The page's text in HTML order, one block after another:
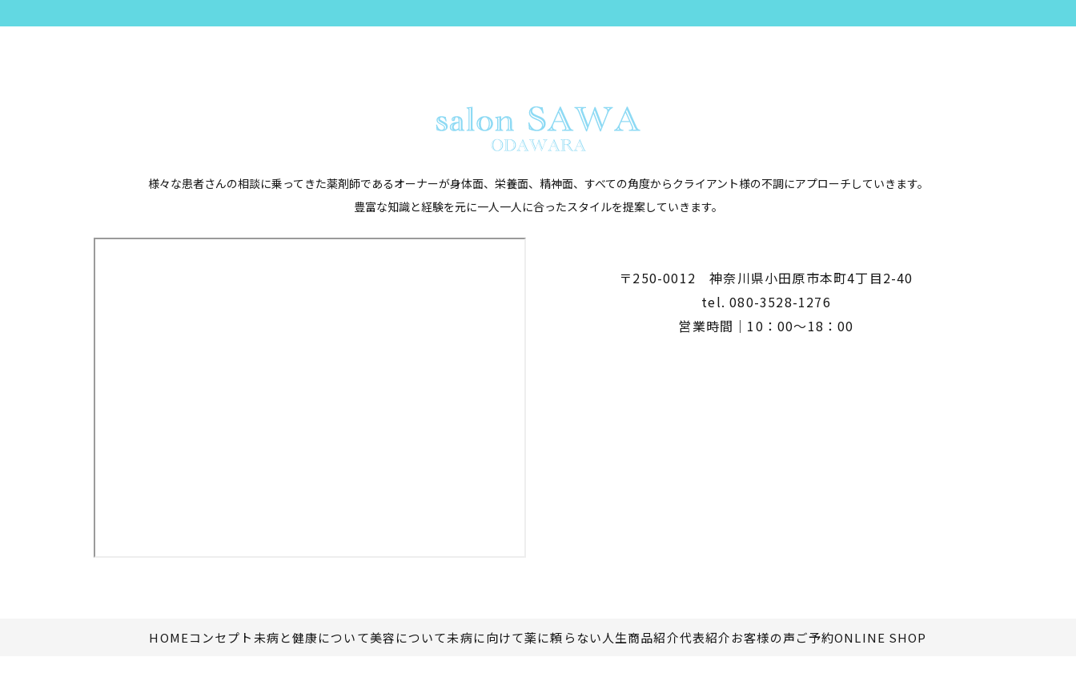
様々な患者さんの相談に乗ってきた薬剤師であるオーナーが身体面、栄養面、精神面、 ​​​​​​​すべての角度からクライアント様の不調にアプローチしていきます。
豊富な知識と経験を元に一人一人に合ったスタイルを提案していきます。
〒250-0012​​​​​​​神奈川県小田原市本町4丁目2-40
tel.080-3528-1276
営業時間｜10：00～18：00
HOMEコンセプト 未病と健康について美容について未病に向けて薬に頼らない人生商品紹介代表紹介お客様の声ご予約ONLINE SHOP